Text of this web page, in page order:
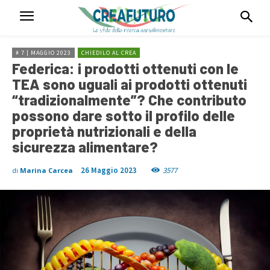
# 7 | MAGGIO 2023 CHIEDILO AL CREA
Federica: i prodotti ottenuti con le
TEA sono uguali ai prodotti ottenuti
“tradizionalmente”? Che contributo
possono dare sotto il profilo delle
proprietà nutrizionali e della
sicurezza alimentare?
di Marina Carcea 26 Maggio 2023 3577